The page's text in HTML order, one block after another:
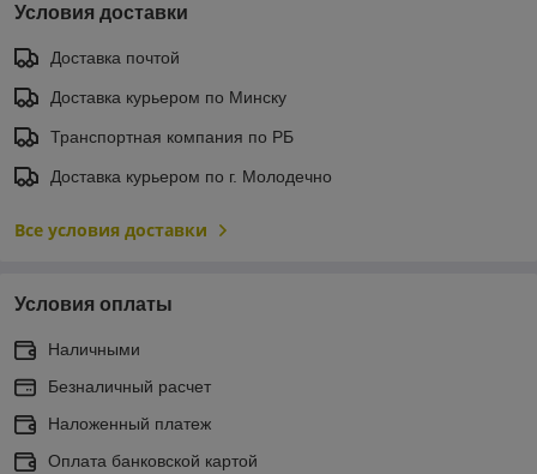
Условия доставки
Доставка почтой
Доставка курьером по Минску
Транспортная компания по РБ
Доставка курьером по г. Молодечно
Все условия доставки
Условия оплаты
Наличными
Безналичный расчет
Наложенный платеж
Оплата банковской картой